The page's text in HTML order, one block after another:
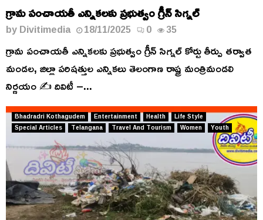
గ్రామ పంచాయతీ ఎన్నికలకు ప్రభుత్వం గ్రీన్ సిగ్నల్
byDivitimedia 18/11/2025 0 35
గ్రామ పంచాయతీ ఎన్నికలకు ప్రభుత్వం గ్రీన్ సిగ్నల్ కోర్టు తీర్పు తర్వాత
మండల, జిల్లా పరిషత్తుల ఎన్నికలు తెలంగాణ రాష్ట్ర మంత్రిమండలి
నిర్ణయం ✍️ దివిటీ –...
Bhadradri Kothagudem Entertainment Health
Life Style
Special Articles
Telangana Travel And Tourism Women Youth